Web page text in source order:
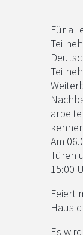
Für
Am
Türen
15:00
Feiert
Haus
Es